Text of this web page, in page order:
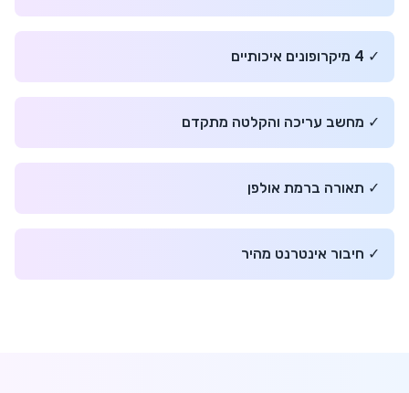
✓ 4 מיקרופונים איכותיים
✓ מחשב עריכה והקלטה מתקדם
✓ תאורה ברמת אולפן
✓ חיבור אינטרנט מהיר